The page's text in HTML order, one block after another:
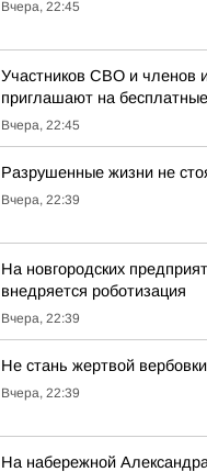
Вчера, 22:45
Участников СВО и членов
приглашают на бесплатные
Вчера, 22:45
Разрушенные жизни не
Вчера, 22:39
На новгородских
внедряется роботизация
Вчера, 22:39
Не стань жертвой вербовки
Вчера, 22:39
На набережной